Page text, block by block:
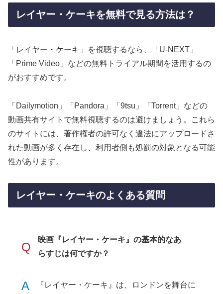
レイヤー・ケーキを無料で見る方法は？
「レイヤー・ケーキ」を視聴するなら、「U-NEXT」
「Prime Video」などの無料トライアル期間を活用するの
がおすすめです。
「Dailymotion」「Pandora」「9tsu」「Torrent」などの
動画共有サイトで無料視聴するのは避けましょう。これら
のサイトには、著作権者の許可なく違法にアップロードさ
れた動画が多く存在し、利用者側も処罰の対象となる可能
性があります。
レイヤー・ケーキのよくある質問
Q
映画『レイヤー・ケーキ』の基本的なあ
らすじは何ですか？
A
『レイヤー・ケーキ』は、ロンドンを舞台に